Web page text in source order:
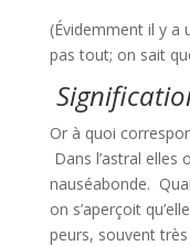
(Évidemment il y a
pas tout; on sait
Or à quoi
Dans l’astral
nauséabonde.
on s’aperçoit
peurs, souvent